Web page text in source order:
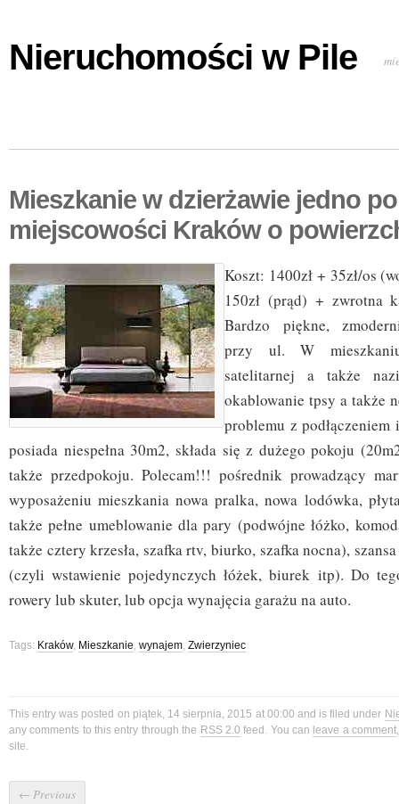
Nieruchomości w Pile
Mieszkanie w dzierżawie jedno
miejscowości Kraków o
Koszt: 1400zł + 35zł/os
150zł (prąd) + zwrotna
Bardzo piękne,
przy ul. W
satelitarnej a także
okablowanie tpsy a także
problemu z
posiada niespełna 30m2, składa się z dużego pokoju
także przedpokoju. Polecam!!! pośrednik prowadzący
wyposażeniu mieszkania nowa pralka, nowa lodówka,
także pełne umeblowanie dla pary (podwójne łóżko,
także cztery krzesła, szafka rtv, biurko, szafka nocna),
(czyli wstawienie pojedynczych łóżek, biurek itp). Do
rowery lub skuter, lub opcja wynajęcia garażu na auto.
Tags: Kraków, Mieszkanie, wynajem, Zwierzyniec
This entry was posted on piątek, 14 sierpnia, 2015 at 00:00 and is filed under
any comments to this entry through the RSS 2.0 feed. You can leave a comment
site.
← Previous